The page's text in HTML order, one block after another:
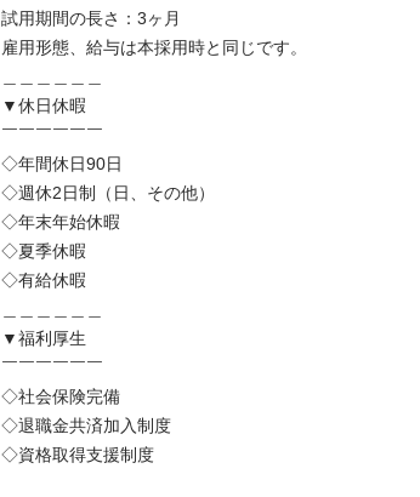
試用期間の長さ：3ヶ月
雇用形態、給与は本採用時と同じです。
▼休日休暇
￣￣￣￣￣￣
◇年間休日90日
◇週休2日制（日、その他）
◇年末年始休暇
◇夏季休暇
◇有給休暇
▼福利厚生
￣￣￣￣￣￣
◇社会保険完備
◇退職金共済加入制度
◇資格取得支援制度